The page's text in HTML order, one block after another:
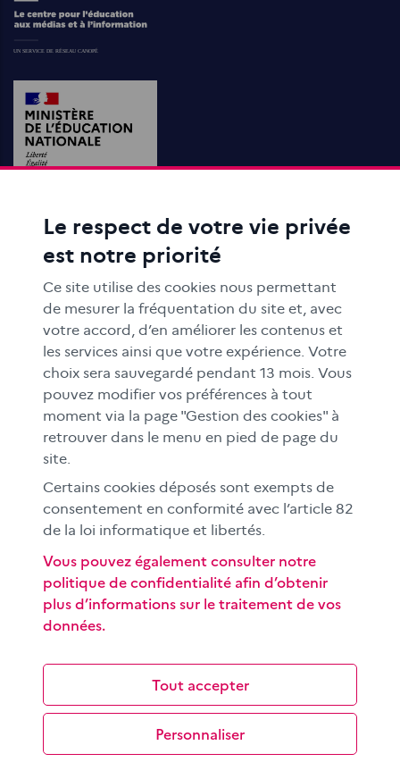
ACTIONS ÉDUCATIVES
FORMATION
RESSOURCES
MÉDIAS SCOLAIRES
FAMILLES
Le CLEMI
En académies
À l'international
CLEMI sup
Espace presse
Si vous souhaitez vous abonner gratuitement à la lettre
d'information mensuelle du CLEMI, cliquezici →
Le respect de votre vie privée
est notre priorité
Ce site utilise des cookies nous permettant
de mesurer la fréquentation du site et, avec
votre accord, d’en améliorer les contenus et
les services ainsi que votre expérience. Votre
choix sera sauvegardé pendant 13 mois. Vous
pouvez modifier vos préférences à tout
moment via la page "Gestion des cookies" à
retrouver dans le menu en pied de page du
site.
Certains cookies déposés sont exempts de
consentement en conformité avec l’article 82
de la loi informatique et libertés.
Tout accepter
Personnaliser
Vous pouvez également consulter notre
politique de confidentialité afin d’obtenir
plus d’informations sur le traitement de vos
données.